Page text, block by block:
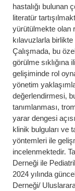
hastalığı bulunan
literatür
yürütülmekte olan
kılavuzlarla
Çalışmada, bu
görülme sıklığına
gelişiminde rol
yönetim
değerlendirmesi,
tanımlanması,
yarar dengesi
klinik bulguları ve
yöntemleri ile
incelenmektedir.
Derneği ile
2024 yılında
Derneği/